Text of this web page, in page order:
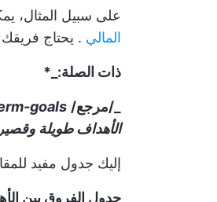
على سبيل المثال،
المالي . يحتاج
ذات الصلة:_*
_/مرجع/ goals//
الأهداف طويلة
إليك جدول مفيد
جدول الفروق بين